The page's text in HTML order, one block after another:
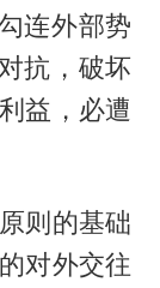
连外部势
抗，破坏
益，必遭
则的基础
对外交往